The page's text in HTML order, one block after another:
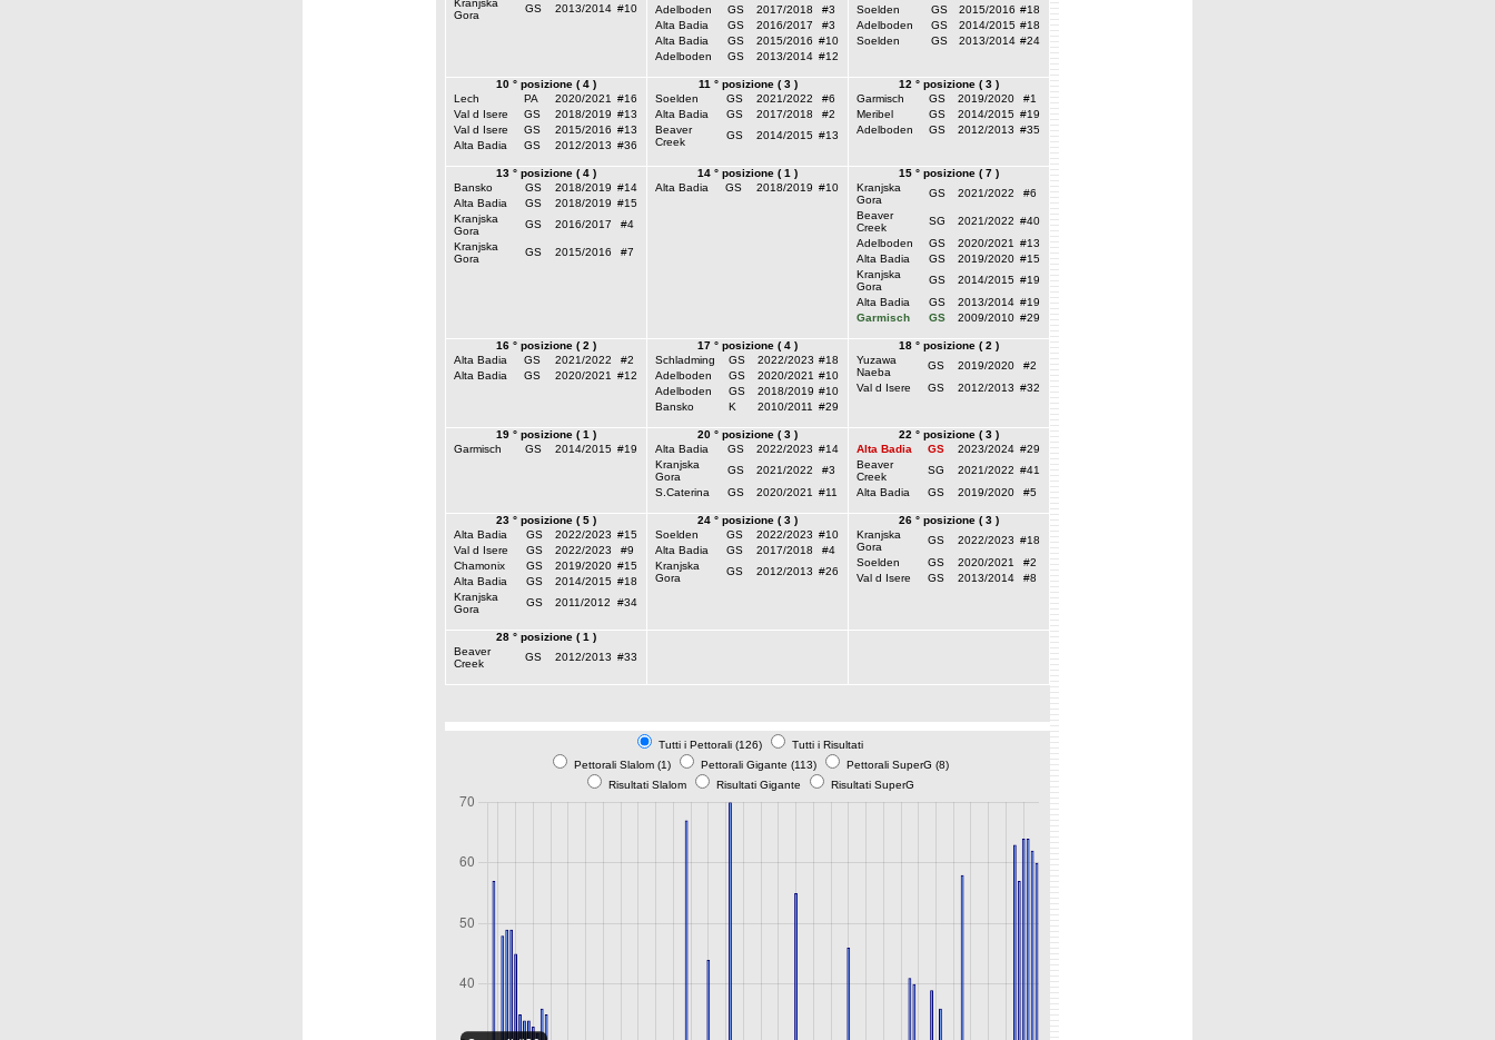
Kranjska
Gora
GS 2013/2014 #10
Adelboden
GS 2017/2018
#3
Alta Badia
GS 2016/2017
#3
Alta Badia
GS 2015/2016 #10
Adelboden
GS 2013/2014 #12
Soelden
GS 2015/2016 #18
Adelboden
GS 2014/2015 #18
Soelden
GS 2013/2014 #24
10 ° posizione ( 4 )
Lech
PA 2020/2021
#16
Val d Isere
GS 2018/2019 #13
Val d Isere
GS 2015/2016 #13
Alta Badia
GS 2012/2013 #36
11 ° posizione ( 3 )
Soelden
GS 2021/2022
#6
Alta Badia
GS 2017/2018
#2
Beaver
Creek
GS 2014/2015 #13
12 ° posizione ( 3 )
Garmisch
GS 2019/2020
#1
Meribel
GS 2014/2015 #19
Adelboden
GS 2012/2013 #35
13 ° posizione ( 4 )
Bansko
GS 2018/2019 #14
Alta Badia
GS 2018/2019 #15
Kranjska
Gora
GS 2016/2017
#4
Kranjska
Gora
GS 2015/2016 #7
14 ° posizione ( 1 )
Alta Badia
GS 2018/2019 #10
15 ° posizione ( 7 )
Kranjska
Gora
GS 2021/2022
#6
Beaver
Creek
SG 2021/2022 #40
Adelboden
GS 2020/2021
#13
Alta Badia
GS 2019/2020 #15
Kranjska
Gora
GS 2014/2015 #19
Alta Badia
GS 2013/2014 #19
Garmisch
GS 2009/2010 #29
16 ° posizione ( 2 )
Alta Badia
GS 2021/2022
#2
Alta Badia
GS 2020/2021 #12
17 ° posizione ( 4 )
Schladming
GS 2022/2023 #18
Adelboden
GS 2020/2021 #10
Adelboden
GS 2018/2019 #10
Bansko
K 2010/2011 #29
18 ° posizione ( 2 )
Yuzawa
Naeba
GS 2019/2020
#2
Val d Isere
GS 2012/2013 #32
19 ° posizione ( 1 )
Garmisch
GS 2014/2015 #19
20 ° posizione ( 3 )
Alta Badia
GS 2022/2023 #14
Kranjska
Gora
GS 2021/2022
#3
S.Caterina
GS 2020/2021 #11
22 ° posizione ( 3 )
Alta Badia
GS 2023/2024 #29
Beaver
Creek
SG 2021/2022 #41
Alta Badia
GS 2019/2020 #5
23 ° posizione ( 5 )
Alta Badia
GS 2022/2023 #15
Val d Isere
GS 2022/2023
#9
Chamonix
GS 2019/2020 #15
Alta Badia
GS 2014/2015 #18
Kranjska
Gora
GS 2011/2012 #34
24 ° posizione ( 3 )
Soelden
GS 2022/2023 #10
Alta Badia
GS 2017/2018
#4
Kranjska
Gora
GS 2012/2013 #26
26 ° posizione ( 3 )
Kranjska
Gora
GS 2022/2023 #18
Soelden
GS 2020/2021
#2
Val d Isere
GS 2013/2014 #8
28 ° posizione ( 1 )
Beaver
Creek
GS 2012/2013 #33
Tutti i Pettorali (126)
Tutti i Risultati
Pettorali Slalom (1)
Pettorali Gigante (113)
Pettorali SuperG (8)
Risultati Slalom
Risultati Gigante Risultati SuperG